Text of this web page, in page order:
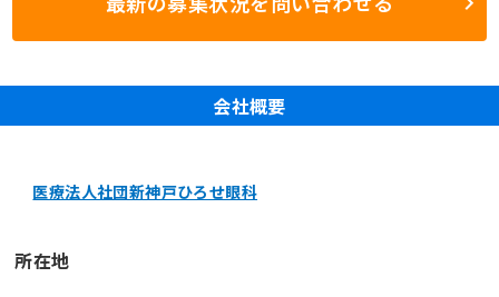
会社概要
医療法人社団新神戸ひろせ眼科
所在地